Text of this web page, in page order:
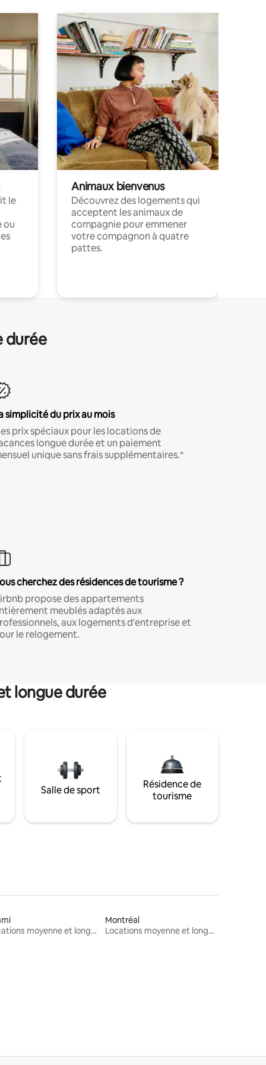
le
ou
Animaux bienvenus
Découvrez des logements qui
acceptent les animaux de
compagnie pour emmener
votre compagnon à quatre
pattes.
durée
simplicité du prix au mois
prix spéciaux pour les locations de
longue durée et un paiement
unique sans frais supplémentaires.*
cherchez des résidences de tourisme ?
propose des appartements
meublés adaptés aux
aux logements d'entreprise et
le relogement.
longue durée
Salle de sport
Résidence de
tourisme
Locations moyenne et longue durée
Montréal
Locations moyenne et longue durée